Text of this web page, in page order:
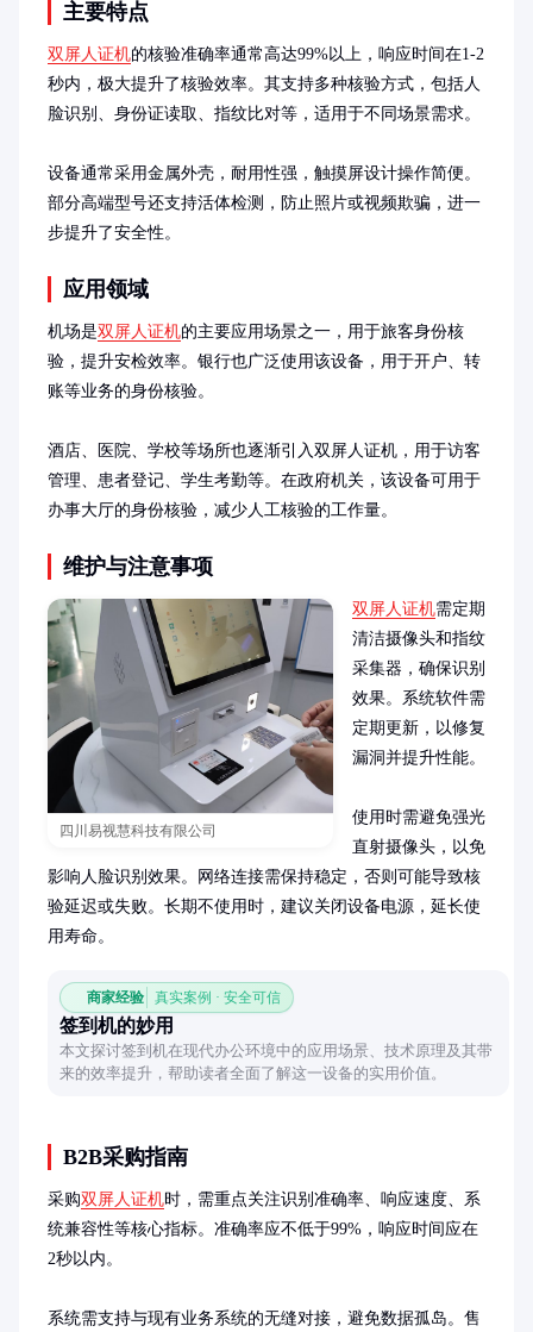
主要特点
双屏人证机的核验准确率通常高达99%以上，响应时间在1-2
秒内，极大提升了核验效率。其支持多种核验方式，包括人
脸识别、身份证读取、指纹比对等，适用于不同场景需求。
设备通常采用金属外壳，耐用性强，触摸屏设计操作简便。
部分高端型号还支持活体检测，防止照片或视频欺骗，进一
步提升了安全性。
应用领域
机场是双屏人证机的主要应用场景之一，用于旅客身份核
验，提升安检效率。银行也广泛使用该设备，用于开户、转
账等业务的身份核验。
酒店、医院、学校等场所也逐渐引入双屏人证机，用于访客
管理、患者登记、学生考勤等。在政府机关，该设备可用于
办事大厅的身份核验，减少人工核验的工作量。
维护与注意事项
四川易视慧科技有限公司
双屏人证机需定期
清洁摄像头和指纹
采集器，确保识别
效果。系统软件需
定期更新，以修复
漏洞并提升性能。
使用时需避免强光
直射摄像头，以免
影响人脸识别效果。网络连接需保持稳定，否则可能导致核
验延迟或失败。长期不使用时，建议关闭设备电源，延长使
用寿命。
商家经验 真实案例 · 安全可信
签到机的妙用
本文探讨签到机在现代办公环境中的应用场景、技术原理及其带
来的效率提升，帮助读者全面了解这一设备的实用价值。
B2B采购指南
采购双屏人证机时，需重点关注识别准确率、响应速度、系
统兼容性等核心指标。准确率应不低于99%，响应时间应在
2秒以内。
系统需支持与现有业务系统的无缝对接，避免数据孤岛。售